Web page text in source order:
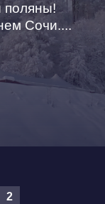
поляны!
Сочи....
2